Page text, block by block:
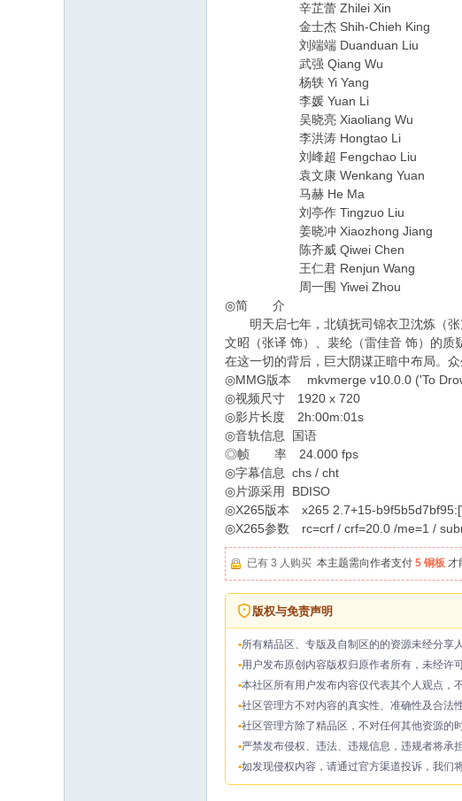
辛芷蕾 Zhilei Xin
金士杰 Shih-Chieh King
刘端端 Duanduan Liu
武强 Qiang Wu
杨轶 Yi Yang
李媛 Yuan Li
吴晓亮 Xiaoliang Wu
李洪涛 Hongtao Li
刘峰超 Fengchao Liu
袁文康 Wenkang Yuan
马赫 He Ma
刘亭作 Tingzuo Liu
姜晓冲 Xiaozhong Jiang
陈齐威 Qiwei Chen
王仁君 Renjun Wang
周一围 Yiwei Zhou
◎简 介
明天启七年，北镇抚司锦衣卫沈炼（张
文昭（张译 饰）、裴纶（雷佳音 饰）的
在这一切的背后，巨大阴谋正暗中布局。
◎MMG版本 mkvmerge v10.0.0 ('To
◎视频尺寸 1920 x 720
◎影片长度 2h:00m:01s
◎音轨信息 国语
◎帧 率 24.000 fps
◎字幕信息 chs / cht
◎片源采用 BDISO
◎X265版本 x265 2.7+15-
◎X265参数 rc=crf / crf=20.0 /me=1 /
已有 3 人购买 本主题需向作者支付 5 铜板 才
版权与免责声明
所有精品区、专版及自制区的的资源未经分享
用户发布原创内容版权归原作者所有，未经许
本社区所有用户发布内容仅代表其个人观点，
社区管理方不对内容的真实性、准确性及合法
社区管理方除了精品区，不对任何其他资源的
严禁发布侵权、违法、违规信息，违规者将承
如发现侵权内容，请通过官方渠道投诉，我们